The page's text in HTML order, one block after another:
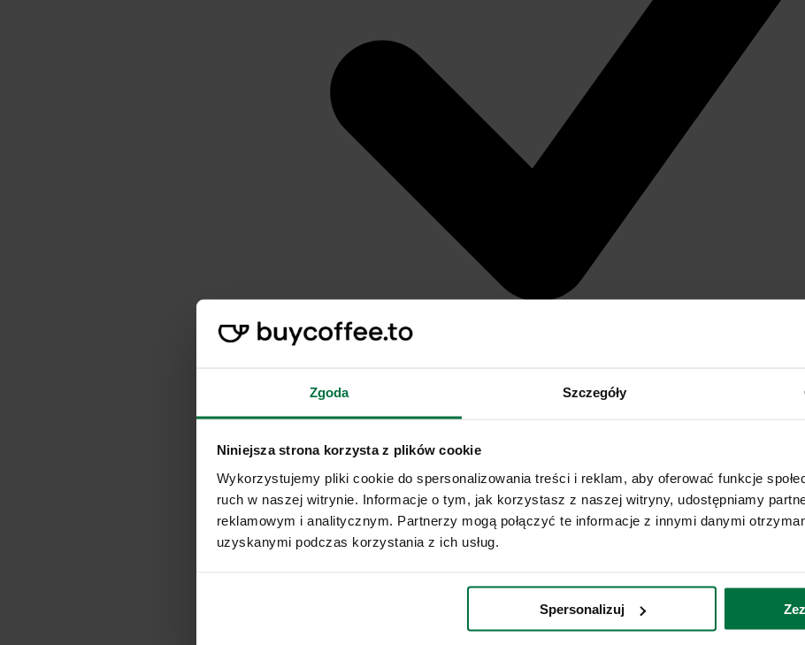
Zgoda Szczegóły
Niniejsza strona korzysta z plików cookie
Wykorzystujemy pliki cookie do spersonalizowania treści i reklam, aby oferować funkcje
ruch w naszej witrynie. Informacje o tym, jak korzystasz z naszej witryny, udostępniamy
reklamowym i analitycznym. Partnerzy mogą połączyć te informacje z innymi danymi
uzyskanymi podczas korzystania z ich usług.
Spersonalizuj